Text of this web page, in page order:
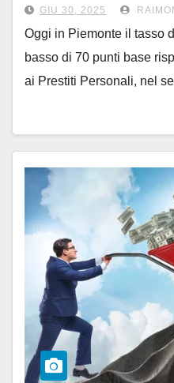
GIU 30, 2025
Oggi in Piemonte il tasso
basso di 70 punti base
ai Prestiti Personali, nel